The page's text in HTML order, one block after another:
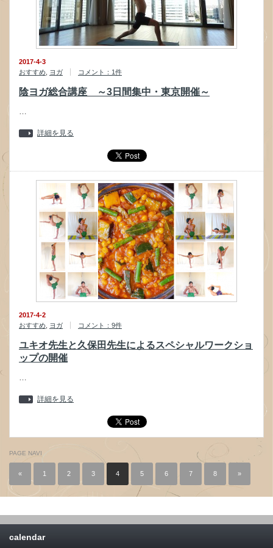
2017-4-3
おすすめ ヨガ コメント：1件
陰ヨガ総合講座 ～3日間集中・東京開催～
…
詳細を見る
2017-4-2
おすすめ ヨガ コメント：9件
ユキオ先生と久保田先生によるスペシャルワークショ
ップの開催
…
詳細を見る
PAGE NAVI
« 1 2 3 4 5 6 7 8 »
calendar